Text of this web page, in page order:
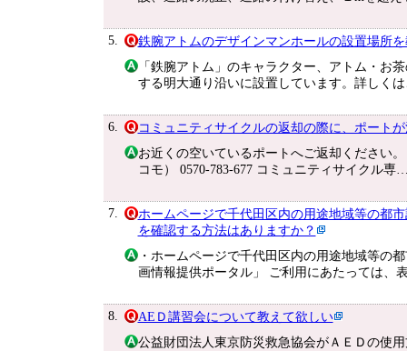
5.
鉄腕アトムのデザインマンホールの設置場所
「鉄腕アトム」のキャラクター、アトム・お
する明大通り沿いに設置しています。詳しく
6.
コミュニティサイクルの返却の際に、ポート
お近くの空いているポートへご返却ください
コモ） 0570-783-677 コミュニティサイクル専
7.
ホームページで千代田区内の用途地域等の都
を確認する方法はありますか？
・ホームページで千代田区内の用途地域等の
画情報提供ポータル」 ご利用にあたっては、
8.
AEＤ講習会について教えて欲しい
公益財団法人東京防災救急協会がＡＥＤの使